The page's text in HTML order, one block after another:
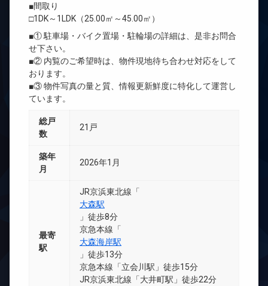
■間取り
□1DK～1LDK（25.00㎡～45.00㎡）
■① 駐車場・バイク置場・駐輪場の詳細は、是非お問合
せ下さい。
■② 内覧のご希望時は、物件現地待ち合わせ対応をして
おります。
■③ 物件写真の量と質、情報更新鮮度に特化して運営し
ています。
総戸
数
21戸
築年
月
2026年1月
最寄
駅
JR京浜東北線「
大森駅
」徒歩8分
京急本線「
大森海岸駅
」徒歩13分
京急本線「立会川駅」徒歩15分
JR京浜東北線「大井町駅」徒歩22分